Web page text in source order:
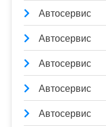
Автосервис
Автосервис
Автосервис
Автосервис
Автосервис